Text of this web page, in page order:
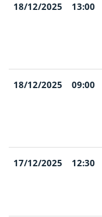
18/12/2025 13:00
18/12/2025 09:00
17/12/2025 12:30